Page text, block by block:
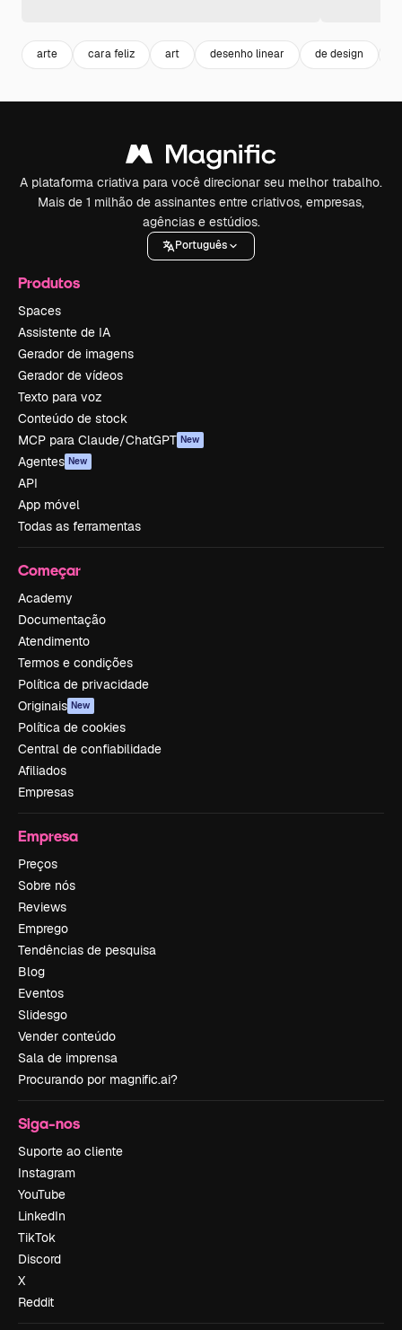
arte cara feliz art desenho linear de design
A plataforma criativa para você direcionar seu melhor trabalho.
Mais de 1 milhão de assinantes entre criativos, empresas,
agências e estúdios.
Português
Produtos
Spaces
Assistente de IA
Gerador de imagens
Gerador de vídeos
Texto para voz
Conteúdo de stock
MCP para Claude/ChatGPT New
Agentes New
API
App móvel
Todas as ferramentas
Começar
Academy
Documentação
Atendimento
Termos e condições
Política de privacidade
Originais New
Política de cookies
Central de confiabilidade
Afiliados
Empresas
Empresa
Preços
Sobre nós
Reviews
Emprego
Tendências de pesquisa
Blog
Eventos
Slidesgo
Vender conteúdo
Sala de imprensa
Procurando por magnific.ai?
Siga-nos
Suporte ao cliente
Instagram
YouTube
LinkedIn
TikTok
Discord
X
Reddit